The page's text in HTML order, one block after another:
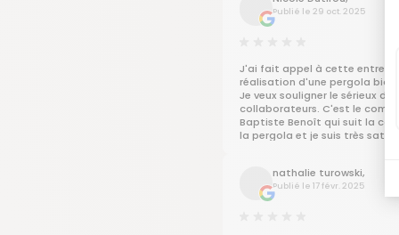
Publié le 29 oct. 2025
J'ai fait appel à cette
réalisation d'une pergola
Je veux souligner le sérieux des
collaborateurs. C'est le
Baptiste Benoît qui suit la
la pergola et je suis très
disponible, proche du client.
nathalie turowski,
Publié le 17 févr. 2025